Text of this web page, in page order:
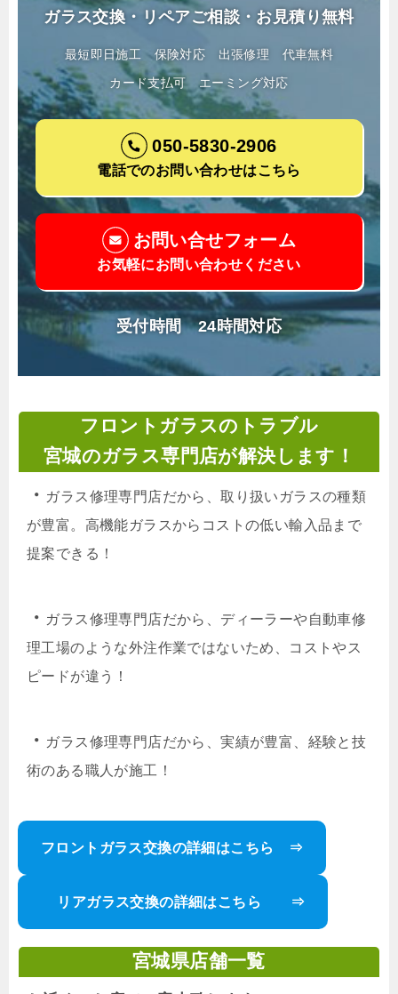
ガラス交換・リペアご相談・お見積り無料
最短即日施工 保険対応 出張修理
代車無料
カード支払可
エーミング対応
050-5830-2906
電話でのお問い合わせはこちら
お問い合せフォーム
お気軽にお問い合わせください
受付時間 24時間対応
フロントガラスのトラブル
宮城のガラス専門店が解決します！
・ ガラス修理専門店だから、取り扱いガラスの種類
が豊富。高機能ガラスからコストの低い輸入品まで
提案できる！
・ ガラス修理専門店だから、ディーラーや自動車修
理工場のような外注作業ではないため、コストやス
ピードが違う！
・ ガラス修理専門店だから、実績が豊富、経験と技
術のある職人が施工！
フロントガラス交換の詳細はこちら ⇒
リアガラス交換の詳細はこちら ⇒
宮城県店舗一覧